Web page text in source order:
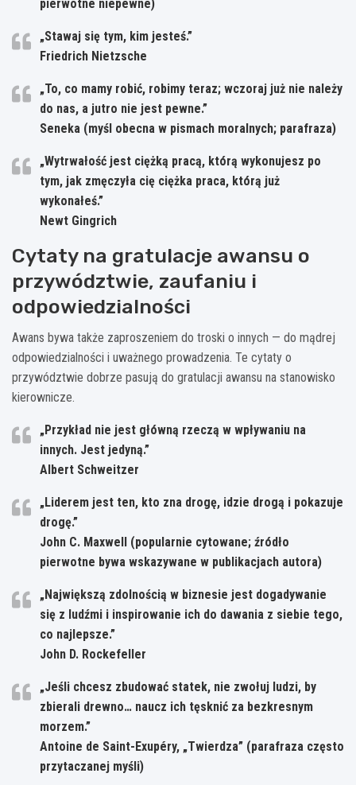
pierwotne niepewne)
„Stawaj się tym, kim jesteś.”
Friedrich Nietzsche
„To, co mamy robić, robimy teraz; wczoraj już nie należy
do nas, a jutro nie jest pewne.”
Seneka (myśl obecna w pismach moralnych; parafraza)
„Wytrwałość jest ciężką pracą, którą wykonujesz po
tym, jak zmęczyła cię ciężka praca, którą już
wykonałeś.”
Newt Gingrich
Cytaty na gratulacje awansu o
przywództwie, zaufaniu i
odpowiedzialności
Awans bywa także zaproszeniem do troski o innych — do mądrej
odpowiedzialności i uważnego prowadzenia. Te cytaty o
przywództwie dobrze pasują do gratulacji awansu na stanowisko
kierownicze.
„Przykład nie jest główną rzeczą w wpływaniu na
innych. Jest jedyną.”
Albert Schweitzer
„Liderem jest ten, kto zna drogę, idzie drogą i pokazuje
drogę.”
John C. Maxwell (popularnie cytowane; źródło
pierwotne bywa wskazywane w publikacjach autora)
„Największą zdolnością w biznesie jest dogadywanie
się z ludźmi i inspirowanie ich do dawania z siebie tego,
co najlepsze.”
John D. Rockefeller
„Jeśli chcesz zbudować statek, nie zwołuj ludzi, by
zbierali drewno… naucz ich tęsknić za bezkresnym
morzem.”
Antoine de Saint-Exupéry, „Twierdza” (parafraza często
przytaczanej myśli)